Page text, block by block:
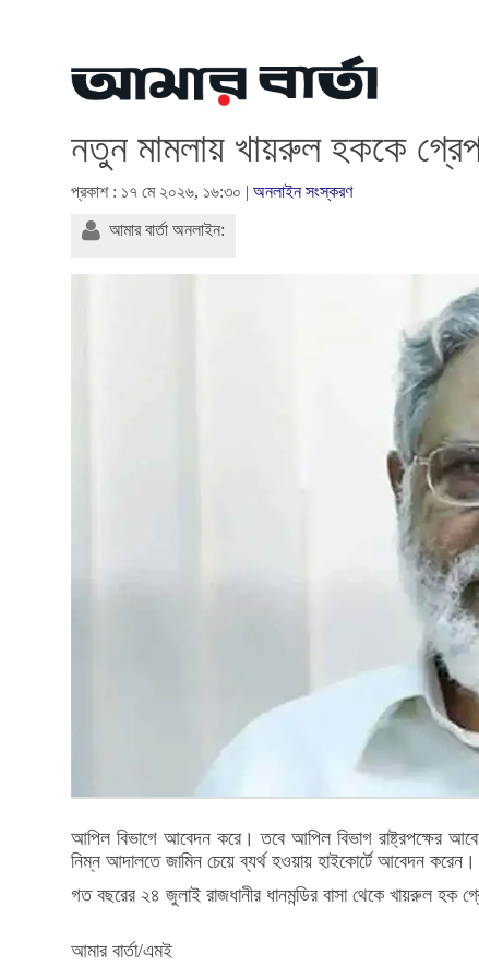
নতুন মামলায় খায়রুল হককে
প্রকাশ : ১৭ মে ২০২৬, ১৬:৩০ | অনলাইন সংস্করণ
আমার বার্তা অনলাইন:
আপিল বিভাগে আবেদন করে। তবে আপিল বিভাগ রাষ্ট্রপক্ষের
নিম্ন আদালতে জামিন চেয়ে ব্যর্থ হওয়ায় হাইকোর্টে আবেদন
গত বছরের ২৪ জুলাই রাজধানীর ধানমন্ডির বাসা থেকে খায়রুল
আমার বার্তা/এমই